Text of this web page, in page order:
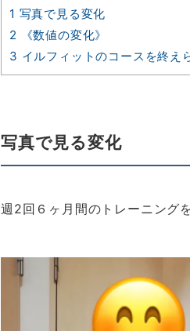
1 写真で見る変化
2 《数値の変化》
3 イルフィットのコースを終え
写真で見る変化
週2回６ヶ月間のトレーニング